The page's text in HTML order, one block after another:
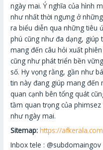
ngày mai. Ý nghĩa của hình
như nhất thời ngưng ở
ra biểu diễn qua những tiêu
phú cũng như đa dạng, giúp
mang đến câu hỏi xuất
cũng như phát triển bền
số. Hy vọng rằng, gần như
tin này đang giúp mang đến
quan cạnh bên tổng quát
tầm quan trọng của
như ngày mai.
Sitemap: https://
Inbox tele :